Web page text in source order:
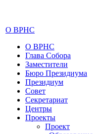
О ВРНС
О ВРНС
Глава Собора
Заместители
Бюро Президиума
Президиум
Совет
Секретариат
Центры
Проекты
Проект